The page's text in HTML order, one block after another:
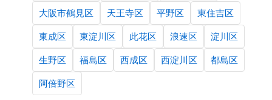
大阪市鶴見区 天王寺区 平野区 東住吉区
東成区 東淀川区 此花区 浪速区 淀川区
生野区 福島区 西成区 西淀川区 都島区
阿倍野区